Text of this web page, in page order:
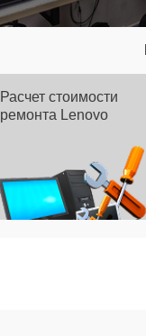
Расчет стоимости
ремонта Lenovo